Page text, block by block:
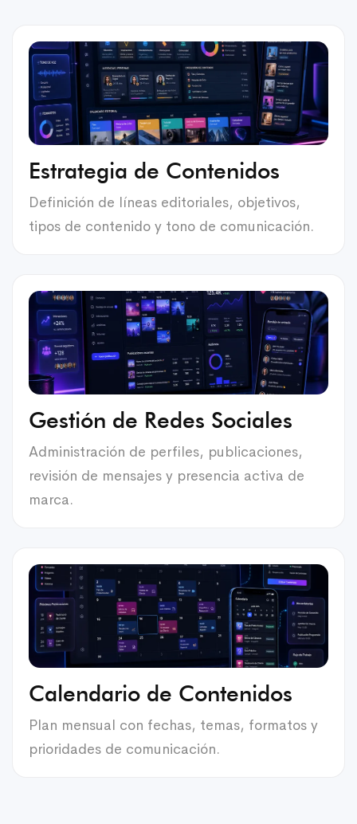
Estrategia de Contenidos
Definición de líneas editoriales, objetivos,
tipos de contenido y tono de comunicación.
Gestión de Redes Sociales
Administración de perfiles, publicaciones,
revisión de mensajes y presencia activa de
marca.
Calendario de Contenidos
Plan mensual con fechas, temas, formatos y
prioridades de comunicación.